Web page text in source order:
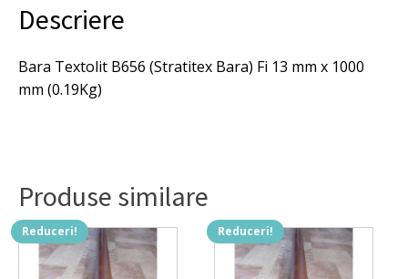
Descriere
Bara Textolit B656 (Stratitex Bara) Fi 13 mm x 1000
mm (0.19Kg)
Produse similare
Reduceri! Reduceri!